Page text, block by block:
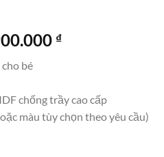
₫Giá
11.900.000 ₫.
bé
chống trầy cao cấp
màu tùy chọn theo yêu cầu)